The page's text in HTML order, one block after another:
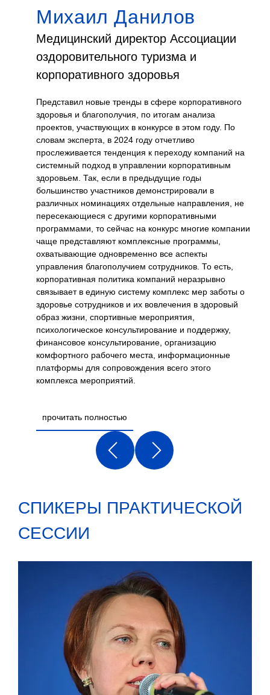
Михаил Данилов
Медицинский директор Ассоциации
оздоровительного туризма и
корпоративного здоровья
Представил новые тренды в сфере корпоративного
здоровья и благополучия, по итогам анализа
проектов, участвующих в конкурсе в этом году. По
словам эксперта, в 2024 году отчетливо
прослеживается тенденция к переходу компаний на
системный подход в управлении корпоративным
здоровьем. Так, если в предыдущие годы
большинство участников демонстрировали в
различных номинациях отдельные направления, не
пересекающиеся с другими корпоративными
программами, то сейчас на конкурс многие компании
чаще представляют комплексные программы,
охватывающие одновременно все аспекты
управления благополучием сотрудников. То есть,
корпоративная политика компаний неразрывно
связывает в единую систему комплекс мер заботы о
здоровье сотрудников и их вовлечения в здоровый
образ жизни, спортивные мероприятия,
психологическое консультирование и поддержку,
финансовое консультирование, организацию
комфортного рабочего места, информационные
платформы для сопровождения всего этого
комплекса мероприятий.
прочитать полностью
СПИКЕРЫ ПРАКТИЧЕСКОЙ
СЕССИИ